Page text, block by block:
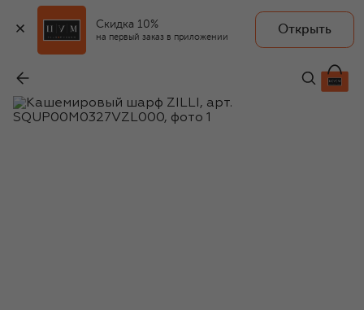
Скидка 10%
на первый заказ в приложении
Открыть
87 550 ₽